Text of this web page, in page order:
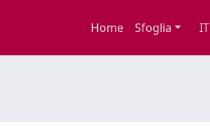
Home Sfoglia IT